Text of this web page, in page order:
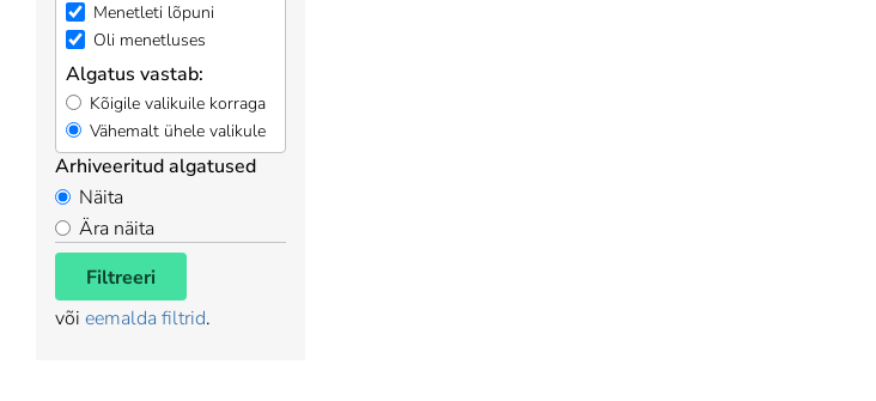
Menetleti lõpuni
Oli menetluses
Algatus vastab:
Kõigile valikuile korraga
Vähemalt ühele valikule
Arhiveeritud algatused
Näita
Ära näita
Filtreeri
või eemalda filtrid.